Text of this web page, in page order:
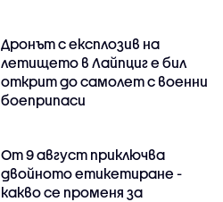
Дронът с експлозив на
летището в Лайпциг е бил
открит до самолет с военни
боеприпаси
От 9 август приключва
двойното етикетиране -
какво се променя за